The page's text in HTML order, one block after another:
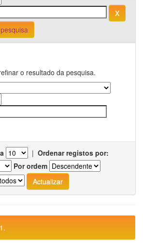
o resultado da pesquisa.
| Ordenar registos por:
Por ordem